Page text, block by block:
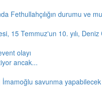
Fethullahçılığın durumu ve
15 Temmuz'un 10. yılı,
olayı
ancak...
İmamoğlu savunma